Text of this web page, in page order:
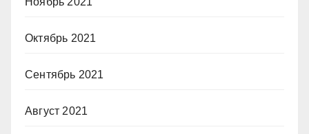
Октябрь 2021
Сентябрь 2021
Август 2021